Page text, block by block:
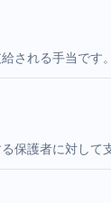
される手当です
保護者に対して